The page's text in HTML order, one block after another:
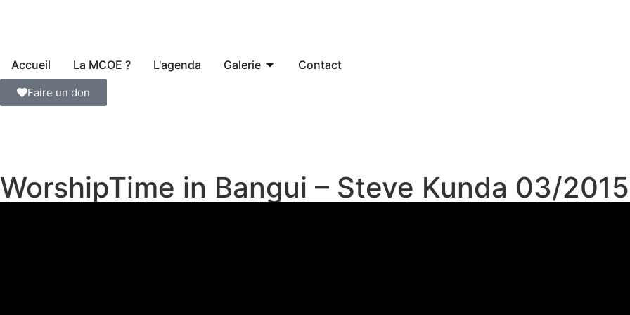
Accueil La MCOE ? L'agenda Galerie Contact
Faire un don
WorshipTime in Bangui – Steve Kunda 03/2015